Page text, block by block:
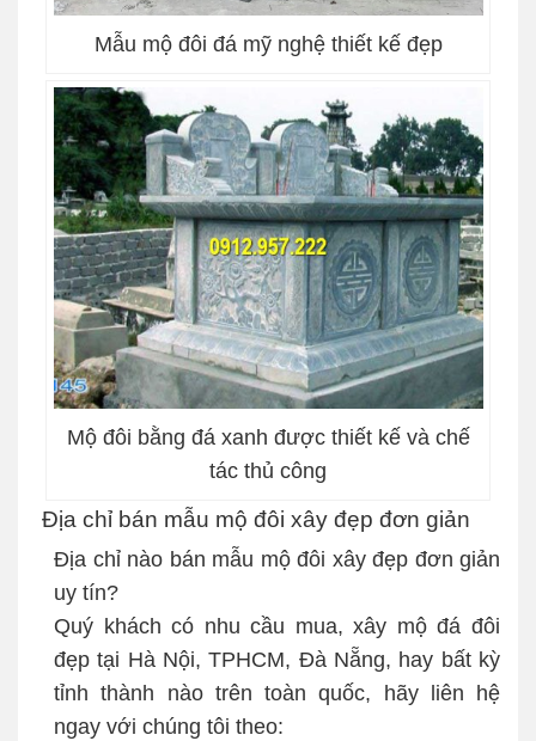
Mẫu mộ đôi đá mỹ nghệ thiết kế đẹp
Mộ đôi bằng đá xanh được thiết kế và chế
tác thủ công
Địa chỉ bán mẫu mộ đôi xây đẹp đơn giản
Địa chỉ nào bán mẫu mộ đôi xây đẹp đơn giản
uy tín?
Quý khách có nhu cầu mua, xây mộ đá đôi
đẹp tại Hà Nội, TPHCM, Đà Nẵng, hay bất kỳ
tỉnh thành nào trên toàn quốc, hãy liên hệ
ngay với chúng tôi theo: